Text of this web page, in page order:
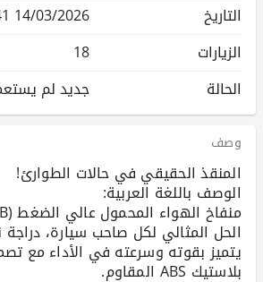
التاريخ
14/03/2026 13:14:41
الزيارات
18
الحالة
جديد لم
وصف
الحل المثالي لكل صاحب سيارة، دراجة
يتميز بقوته وسرعته في الأداء مع